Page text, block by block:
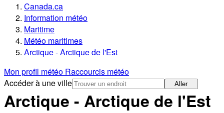
Canada.ca
Information météo
Maritime
Météo maritimes
Arctique - Arctique de l'Est
Mon profil météo Raccourcis météo
Accéder à une ville
Aller
Arctique - Arctique de l'Est